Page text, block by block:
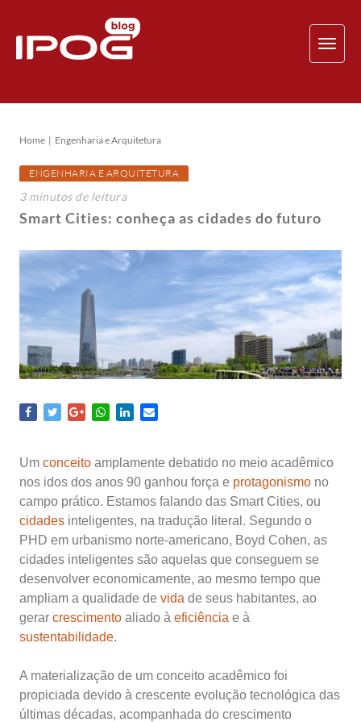
Home Engenharia e Arquitetura
ENGENHARIA E ARQUITETURA
3 minutosde leitura
Smart Cities: conheça as cidades do futuro
Um conceito amplamente debatido no meio acadêmico
nos idos dos anos 90 ganhou força e protagonismo no
campo prático. Estamos falando das Smart Cities, ou
cidades inteligentes, na tradução literal. Segundo o
PHD em urbanismo norte-americano, Boyd Cohen, as
cidades inteligentes são aquelas que conseguem se
desenvolver economicamente, ao mesmo tempo que
ampliam a qualidade de vida de seus habitantes, ao
gerar crescimento aliado à eficiência e à
sustentabilidade.
A materialização de um conceito acadêmico foi
propiciada devido à crescente evolução tecnológica das
últimas décadas, acompanhada do crescimento